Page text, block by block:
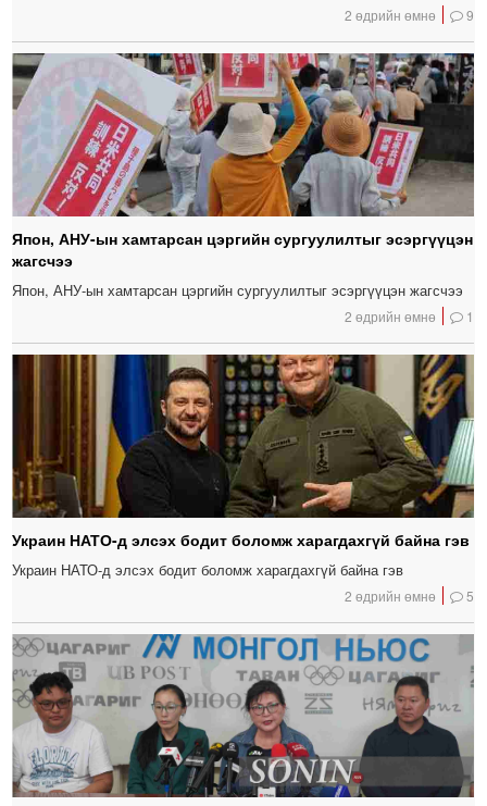
2 өдрийн өмнө 9
Япон, АНУ-ын хамтарсан цэргийн сургуулилтыг эсэргүүцэн
жагсчээ
Япон, АНУ-ын хамтарсан цэргийн сургуулилтыг эсэргүүцэн жагсчээ
2 өдрийн өмнө 1
Украин НАТО-д элсэх бодит боломж харагдахгүй байна гэв
Украин НАТО-д элсэх бодит боломж харагдахгүй байна гэв
2 өдрийн өмнө 5